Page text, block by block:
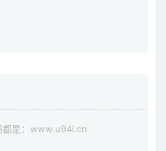
都是：www.u94i.cn